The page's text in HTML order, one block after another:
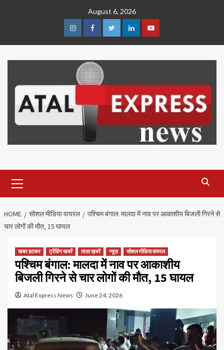
August 6, 2026
InstagramFacebookTwitterLinkedinYoutube
Menu
HOME सोशल मीडिया वायरल
पश्चिम बंगाल: मालदा में नाव पर आकाशीय बिजली गिरने से
चार लोगों की मौत, 15 घायल
खबर हटकर ट्रेंडिंग खबरें ताज़ा ख़बरें न्यूज़ सोशल मीडिया वायरल
पश्चिम बंगाल: मालदा में नाव पर आकाशीय
बिजली गिरने से चार लोगों की मौत, 15 घायल
Atal Express News June 24, 2026